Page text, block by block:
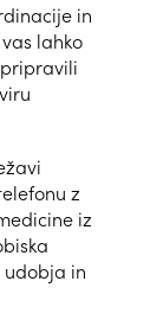
in
lahko
z
iz
in